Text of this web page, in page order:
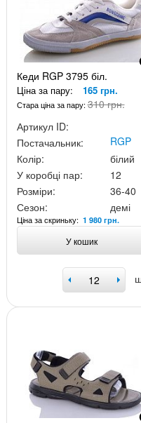
Кеди RGP 3795 біл.
Ціна за пару: 165 грн.
Стара ціна за пару:310 грн.
Артикул ID:
Постачальник:
RGP
Колір:
білий
У коробці пар:
12
Розміри:
36-40
Сезон:
демі
Ціна за скриньку: 1 980 грн.
У кошик